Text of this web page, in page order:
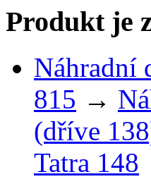
Produkt je
Náhradní
815 →
(dříve
Tatra 148